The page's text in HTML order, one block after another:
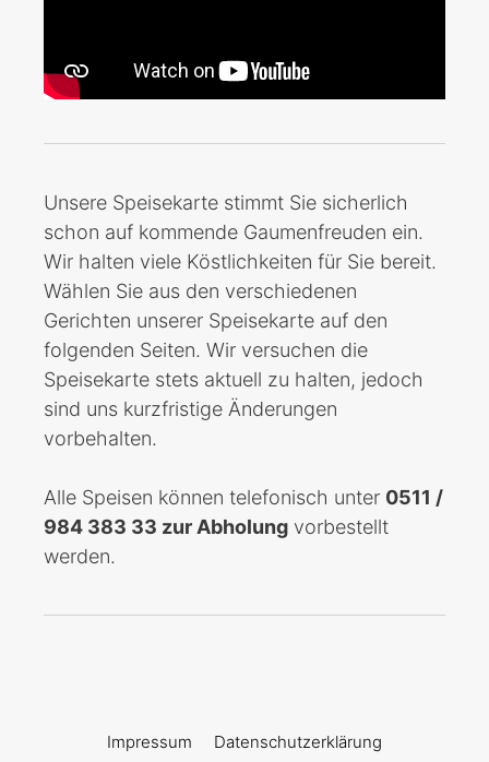
Unsere Speisekarte stimmt Sie sicherlich
schon auf kommende Gaumenfreuden ein.
Wir halten viele Köstlichkeiten für Sie bereit.
Wählen Sie aus den verschiedenen
Gerichten unserer Speisekarte auf den
folgenden Seiten. Wir versuchen die
Speisekarte stets aktuell zu halten, jedoch
sind uns kurzfristige Änderungen
vorbehalten.
Alle Speisen können telefonisch unter 0511 /
984 383 33 zur Abholung vorbestellt
werden.
Impressum Datenschutzerklärung